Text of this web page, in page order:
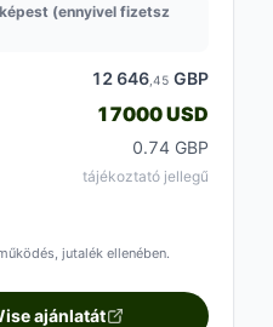
(ennyivel fizetsz
12 646 ,45 GBP
17000 USD
0.74 GBP
tájékoztató jellegű
jutalék ellenében.
ajánlatát